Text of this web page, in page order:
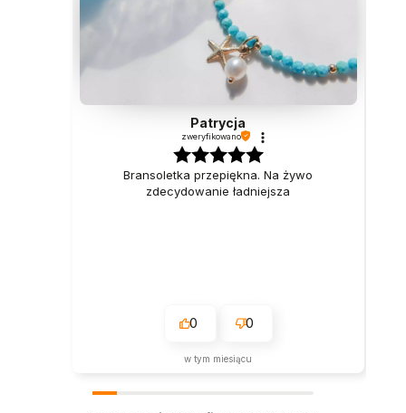
Patrycja
zweryfikowano
Bransoletka przepiękna. Na żywo
zdecydowanie ładniejsza
0 0
w tym miesiącu